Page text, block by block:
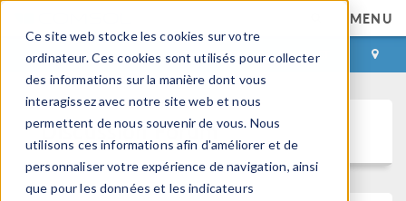
Ce site web stocke les cookies sur votre
ordinateur. Ces cookies sont utilisés pour collecter
des informations sur la manière dont vous
interagissez avec notre site web et nous
permettent de nous souvenir de vous. Nous
utilisons ces informations afin d'améliorer et de
personnaliser votre expérience de navigation, ainsi
que pour les données et les indicateurs
MENU
CONNEXION CONTACT
Discussion Forum